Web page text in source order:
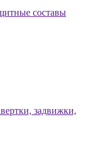
составы
задвижки,